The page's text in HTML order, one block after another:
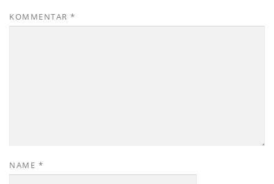
KOMMENTAR *
NAME *